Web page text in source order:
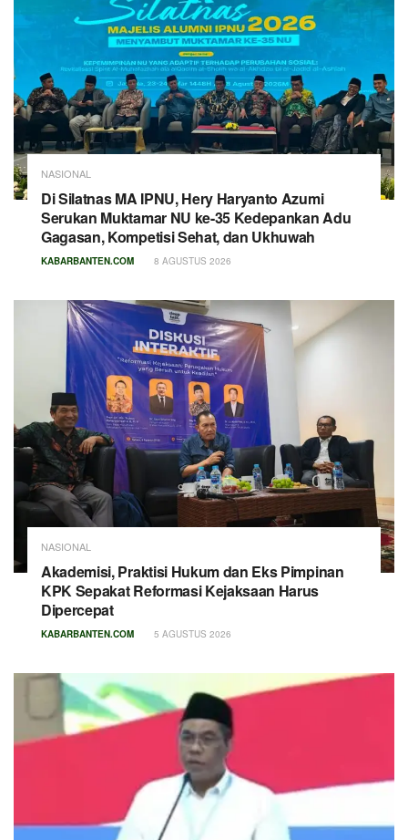
NASIONAL
Di Silatnas MA IPNU, Hery Haryanto Azumi
Serukan Muktamar NU ke-35 Kedepankan Adu
Gagasan, Kompetisi Sehat, dan Ukhuwah
KABARBANTEN.COM 8 AGUSTUS 2026
NASIONAL
Akademisi, Praktisi Hukum dan Eks Pimpinan
KPK Sepakat Reformasi Kejaksaan Harus
Dipercepat
KABARBANTEN.COM 5 AGUSTUS 2026